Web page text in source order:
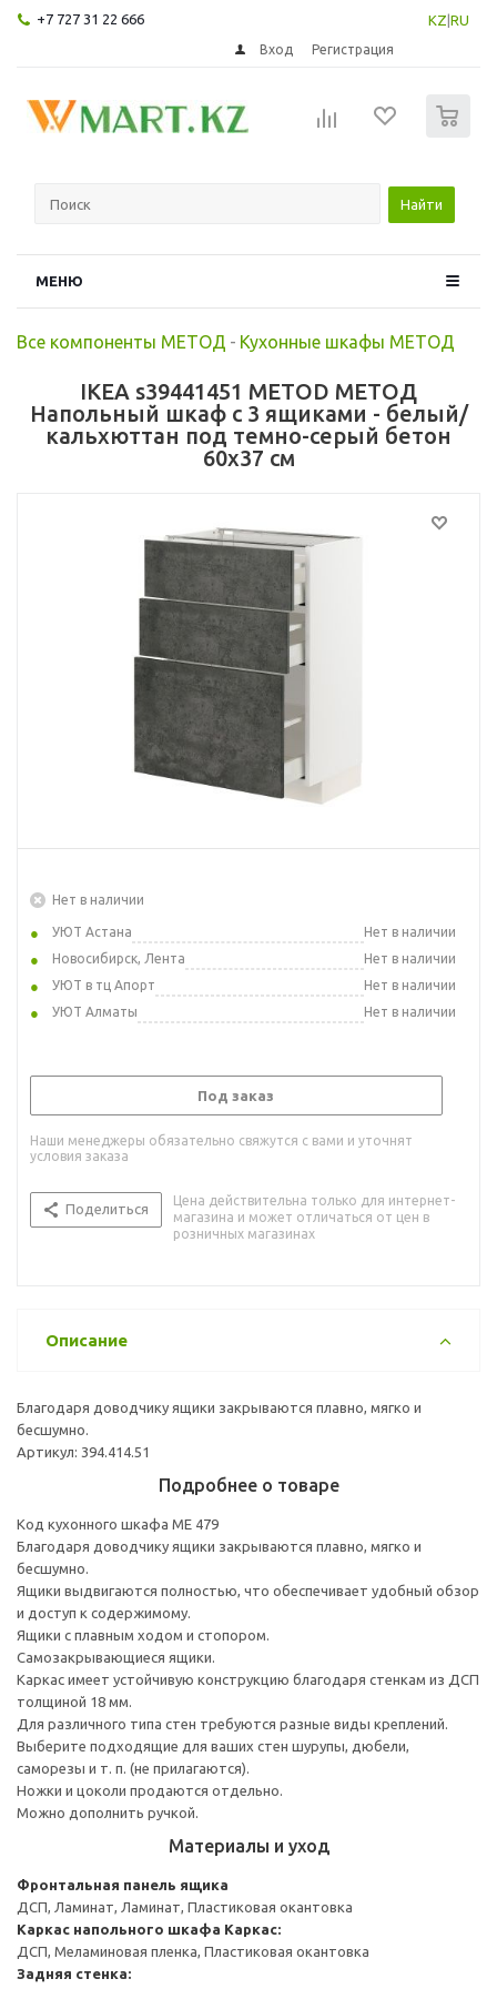
+7 727 31 22 666 KZ RU
Вход Регистрация
Найти
МЕНЮ
Все компоненты МЕТОД - Кухонные шкафы МЕТОД
IKEA s39441451 METOD МЕТОД
Напольный шкаф с 3 ящиками - белый/
кальхюттан под темно-серый бетон
60x37 см
Нет в наличии
УЮТ Астана
Нет в наличии
Новосибирск, Лента
Нет в наличии
УЮТ в тц Апорт
Нет в наличии
УЮТ Алматы
Нет в наличии
Под заказ
Наши менеджеры обязательно свяжутся с вами и уточнят
условия заказа
Поделиться
Цена действительна только для интернет-
магазина и может отличаться от цен в
розничных магазинах
Описание
Благодаря доводчику ящики закрываются плавно, мягко и
бесшумно.
Артикул: 394.414.51
Подробнее о товаре
Код кухонного шкафа ME 479
Благодаря доводчику ящики закрываются плавно, мягко и
бесшумно.
Ящики выдвигаются полностью, что обеспечивает удобный обзор
и доступ к содержимому.
Ящики с плавным ходом и стопором.
Самозакрывающиеся ящики.
Каркас имеет устойчивую конструкцию благодаря стенкам из ДСП
толщиной 18 мм.
Для различного типа стен требуются разные виды креплений.
Выберите подходящие для ваших стен шурупы, дюбели,
саморезы и т. п. (не прилагаются).
Ножки и цоколи продаются отдельно.
Можно дополнить ручкой.
Материалы и уход
Фронтальная панель ящика
ДСП, Ламинат, Ламинат, Пластиковая окантовка
Каркас напольного шкафа Каркас:
ДСП, Меламиновая пленка, Пластиковая окантовка
Задняя стенка: